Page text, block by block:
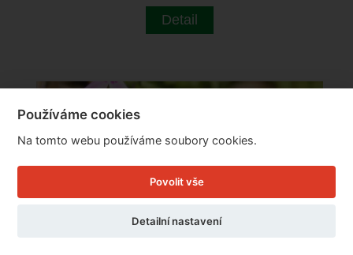
Detail
Používáme cookies
Na tomto webu používáme soubory cookies.
Povolit vše
Detailní nastavení